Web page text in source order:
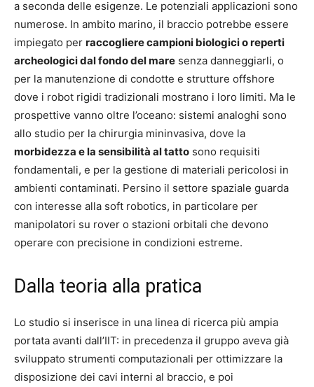
a seconda delle esigenze. Le potenziali applicazioni sono
numerose. In ambito marino, il braccio potrebbe essere
impiegato per raccogliere campioni biologici o reperti
archeologici dal fondo del mare senza danneggiarli, o
per la manutenzione di condotte e strutture offshore
dove i robot rigidi tradizionali mostrano i loro limiti. Ma le
prospettive vanno oltre l’oceano: sistemi analoghi sono
allo studio per la chirurgia mininvasiva, dove la
morbidezza e la sensibilità al tatto sono requisiti
fondamentali, e per la gestione di materiali pericolosi in
ambienti contaminati. Persino il settore spaziale guarda
con interesse alla soft robotics, in particolare per
manipolatori su rover o stazioni orbitali che devono
operare con precisione in condizioni estreme.
Dalla teoria alla pratica
Lo studio si inserisce in una linea di ricerca più ampia
portata avanti dall’IIT: in precedenza il gruppo aveva già
sviluppato strumenti computazionali per ottimizzare la
disposizione dei cavi interni al braccio, e poi